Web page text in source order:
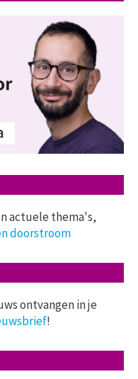
actuele thema's,
doorstroom
ontvangen in je
!